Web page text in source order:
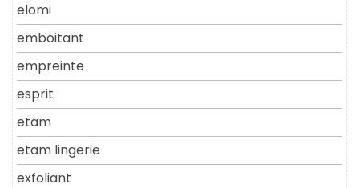
elomi
emboitant
empreinte
esprit
etam
etam lingerie
exfoliant